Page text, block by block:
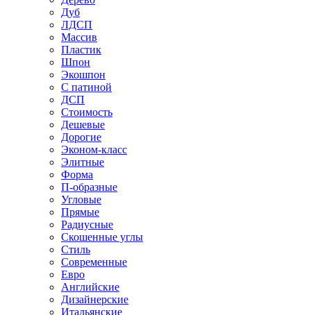
Дуб
ЛДСП
Массив
Пластик
Шпон
Экошпон
С патиной
ДСП
Стоимость
Дешевые
Дорогие
Эконом-класс
Элитные
Форма
П-образные
Угловые
Прямые
Радиусные
Скошенные углы
Стиль
Современные
Евро
Английские
Дизайнерские
Итальянские